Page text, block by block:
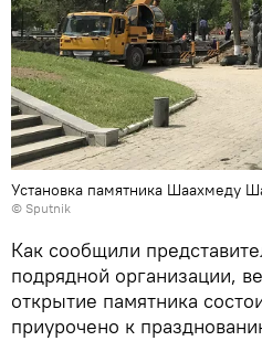
Установка памятника Шаахмеду
© Sputnik
Как сообщили
подрядной организации,
открытие памятника
приурочено к